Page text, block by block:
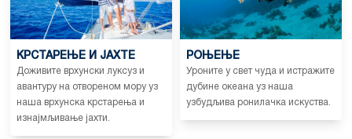
КРСТАРЕЊЕ И ЈАХТЕ
Доживите врхунски луксуз и
авантуру на отвореном мору уз
наша врхунска крстарења и
изнајмљивање јахти.
РОЊЕЊЕ
Уроните у свет чуда и истражите
дубине океана уз наша
узбудљива ронилачка искуства.